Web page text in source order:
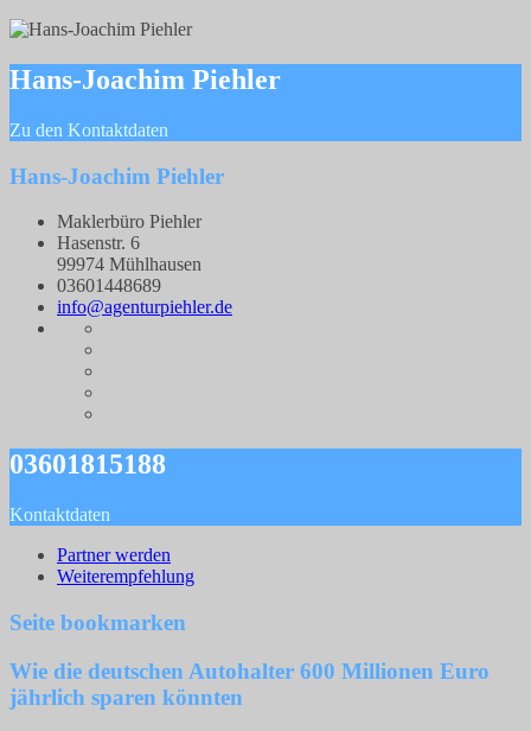
Hans-Joachim Piehler
Zu den Kontaktdaten
Hans-Joachim Piehler
Maklerbüro Piehler
Hasenstr. 6
99974 Mühlhausen
03601448689
info@agenturpiehler.de
03601815188
Kontaktdaten
Partner werden
Weiterempfehlung
Seite bookmarken
Wie die deutschen Autohalter 600 Millionen Euro
jährlich sparen könnten